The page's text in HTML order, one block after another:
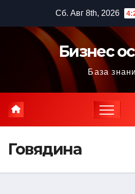
содержимому
Сб. Авг 8th, 2026
Бизнес
База
Говядина